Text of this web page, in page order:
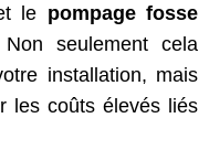
le pompage fosse
seulement cela
installation, mais
les coûts élevés liés